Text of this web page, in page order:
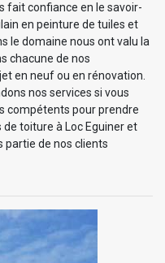
fait confiance en le savoir-
en peinture de tuiles et
le domaine nous ont valu la
chacune de nos
en neuf ou en rénovation.
nos services si vous
compétents pour prendre
toiture à Loc Eguiner et
partie de nos clients